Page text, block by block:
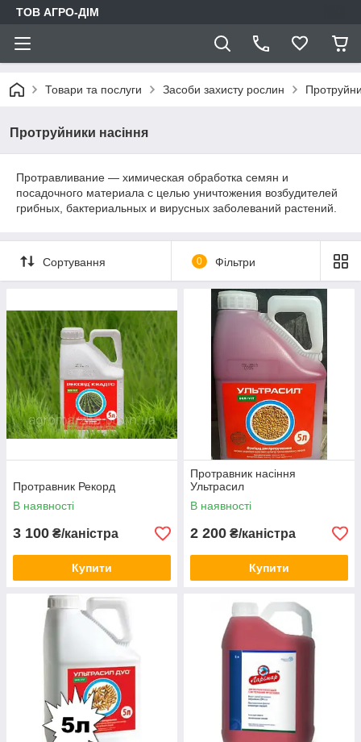
ТОВ АГРО-ДIМ
Товари та послуги Засоби захисту рослин
Протруйники насіння
Протравливание — химическая обработка семян и
посадочного материала с целью уничтожения возбудителей
грибных, бактериальных и вирусных заболеваний растений.
Сортування 0 Фільтри
Протравник Рекорд
В наявності
3 100 ₴/каністра
Купити
Протравник насіння
Ультрасил
В наявності
2 200 ₴/каністра
Купити